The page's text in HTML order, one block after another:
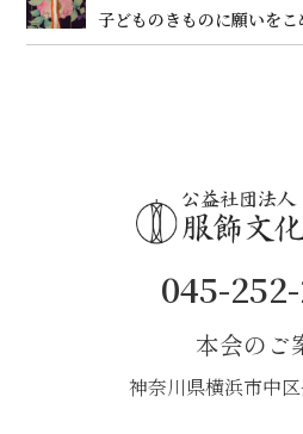
子どものきものに願いをこ
045-
本会のご
神奈川県横浜市中